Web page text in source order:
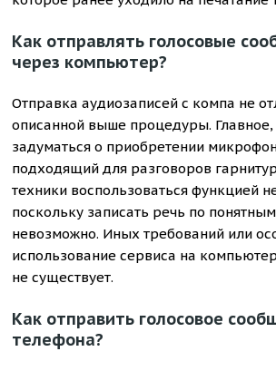
Как отправлять голосовые
через компьютер?
Отправка аудиозаписей с компа не
описанной выше процедуры.
задуматься о приобретении
подходящий для разговоров
техники воспользоваться функцией
поскольку записать речь по
невозможно. Иных требований или
использование сервиса на
не существует.
Как отправить голосовое
телефона?